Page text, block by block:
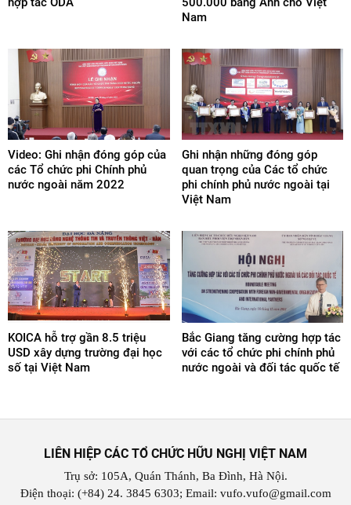
Nam
Video: Ghi nhận đóng góp của
các Tổ chức phi Chính phủ
nước ngoài năm 2022
Ghi nhận những đóng góp
quan trọng của Các tổ chức
phi chính phủ nước ngoài tại
Việt Nam
KOICA hỗ trợ gần 8.5 triệu
USD xây dựng trường đại học
số tại Việt Nam
Bắc Giang tăng cường hợp tác
với các tổ chức phi chính phủ
nước ngoài và đối tác quốc tế
LIÊN HIỆP CÁC TỔ CHỨC HỮU NGHỊ VIỆT NAM
Trụ sở: 105A, Quán Thánh, Ba Đình, Hà Nội.
Điện thoại: (+84) 24. 3845 6303; Email: vufo.vufo@gmail.com